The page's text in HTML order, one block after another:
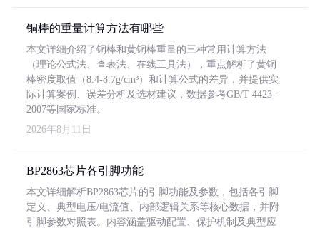
铜棒的重量计算方法有哪些
本文详细介绍了铜棒和黄铜棒重量的三种常用计算方法
（理论公式法、查表法、在线工具法），重点解析了黄铜
棒密度取值（8.4-8.7g/cm³）和计算公式的差异，并提供实
际计算案例、误差分析及选材建议，数据参考GB/T 4423-
2007等国家标准。
2026年8月11日
BP2863芯片各引脚功能
本文详细解析BP2863芯片的引脚功能及参数，包括各引脚
定义、典型电压/电流值、内部逻辑关系等核心数据，并附
引脚参数对照表。内容涵盖驱动配置、保护机制及典型应